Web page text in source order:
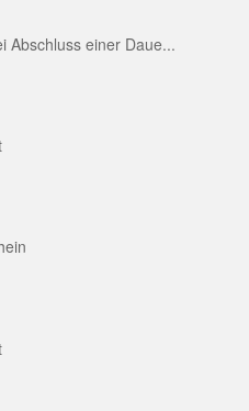
Abschluss einer Daue...